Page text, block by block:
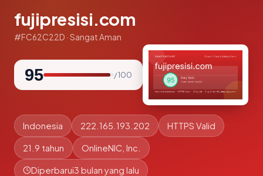
fujipresisi.com
#FC62C22D · Sangat Aman
95 / 100
Indonesia 222.165.193.202 HTTPS Valid
21.9 tahun OnlineNIC, Inc.
Diperbarui3 bulan yang lalu